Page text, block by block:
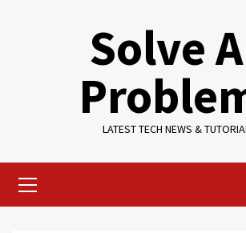
Solve
LATEST TECH NEWS &
Menu